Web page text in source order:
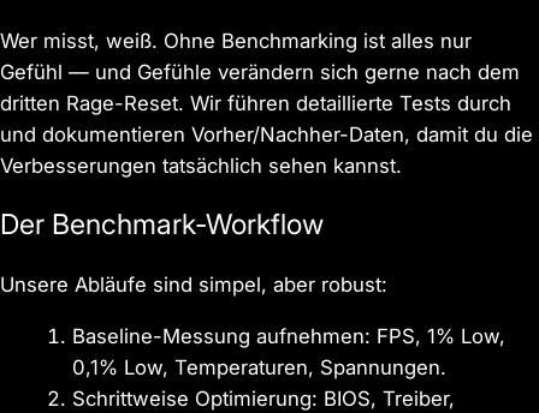
Wer misst, weiß. Ohne Benchmarking ist alles nur
Gefühl — und Gefühle verändern sich gerne nach dem
dritten Rage-Reset. Wir führen detaillierte Tests durch
und dokumentieren Vorher/Nachher-Daten, damit du die
Verbesserungen tatsächlich sehen kannst.
Der Benchmark-Workflow
Unsere Abläufe sind simpel, aber robust:
Baseline-Messung aufnehmen: FPS, 1% Low,
0,1% Low, Temperaturen, Spannungen.
Schrittweise Optimierung: BIOS, Treiber,